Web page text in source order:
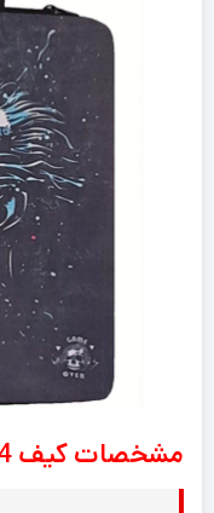
مشخصات کیف PS4 طرح Joker face